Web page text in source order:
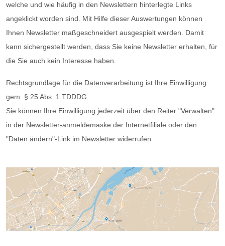
welche und wie häufig in den Newslettern hinterlegte Links
angeklickt worden sind. Mit Hilfe dieser Auswertungen können
Ihnen Newsletter maßgeschneidert ausgespielt werden. Damit
kann sichergestellt werden, dass Sie keine Newsletter erhalten, für
die Sie auch kein Interesse haben.
Rechtsgrundlage für die Datenverarbeitung ist Ihre Einwilligung
gem. § 25 Abs. 1 TDDDG.
Sie können Ihre Einwilligung jederzeit über den Reiter "Verwalten"
in der Newsletter-anmeldemaske der Internetfiliale oder den
"Daten ändern"-Link im Newsletter widerrufen.